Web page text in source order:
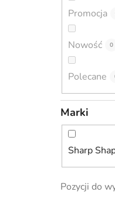
Promocja
Nowość 0
Polecane
Marki
Sharp
Pozycji do